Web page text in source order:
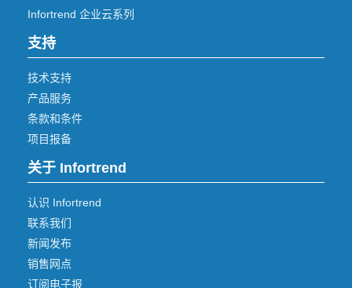
Infortrend 企业云系列
支持
技术支持
产品服务
条款和条件
项目报备
关于 Infortrend
认识 Infortrend
联系我们
新闻发布
销售网点
订阅电子报